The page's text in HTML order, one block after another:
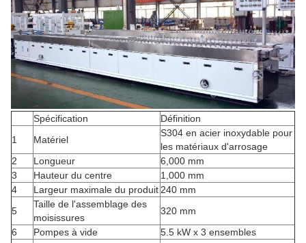
Spécification
Définition
1
Matériel
S304 en acier inoxydable pour
les matériaux d'arrosage
2
Longueur
6,000 mm
3
Hauteur du centre
1,000 mm
4
Largeur maximale du produit 240 mm
5
Taille de l'assemblage des
moisissures
320 mm
6
Pompes à vide
5.5 kW x 3 ensembles